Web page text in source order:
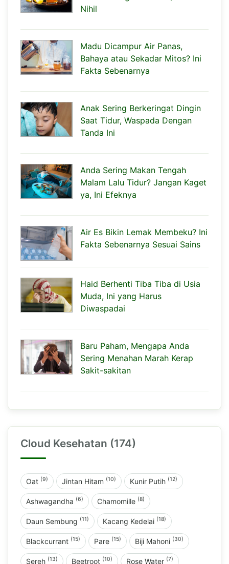
Nihil
Madu Dicampur Air Panas,
Bahaya atau Sekadar Mitos? Ini
Fakta Sebenarnya
Anak Sering Berkeringat Dingin
Saat Tidur, Waspada Dengan
Tanda Ini
Anda Sering Makan Tengah
Malam Lalu Tidur? Jangan Kaget
ya, Ini Efeknya
Air Es Bikin Lemak Membeku? Ini
Fakta Sebenarnya Sesuai Sains
Haid Berhenti Tiba Tiba di Usia
Muda, Ini yang Harus
Diwaspadai
Baru Paham, Mengapa Anda
Sering Menahan Marah Kerap
Sakit-sakitan
Cloud Kesehatan (174)
Oat (9) Jintan Hitam (10) Kunir Putih (12)
Ashwagandha (6) Chamomille (8)
Daun Sembung (11) Kacang Kedelai (18)
Blackcurrant (15) Pare (15) Biji Mahoni (30)
Sereh (13) Beetroot (10) Rose Water (7)